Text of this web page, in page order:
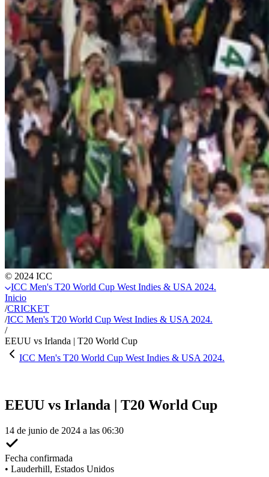
© 2024 ICC
ICC Men's T20 World Cup West Indies & USA 2024.
Inicio
/CRICKET
/ICC Men's T20 World Cup West Indies & USA 2024.
/
EEUU vs Irlanda | T20 World Cup
ICC Men's T20 World Cup West Indies & USA 2024.
EEUU vs Irlanda | T20 World Cup
14 de junio de 2024 a las 06:30
Fecha confirmada
• Lauderhill, Estados Unidos